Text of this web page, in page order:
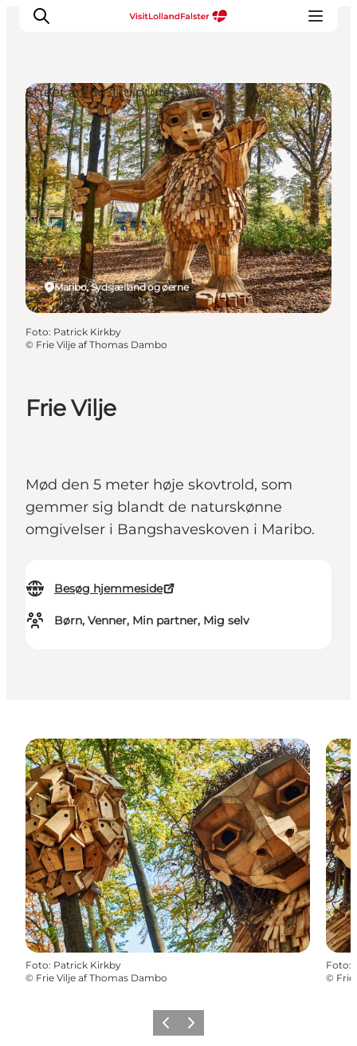
Oplevelser
I naturen
For børn
Kultur
Gastronomi
Planlæg din ferie
Frie Vilje
Mød den 5 meter høje skovtrold, som
gemmer sig blandt de naturskønne
omgivelser i Bangshaveskoven i Maribo.
Besøg hjemmeside
Børn, Venner, Min partner, Mig selv
Maribo, Sydsjælland og øerne
Street art og skulpturer
Foto: Patrick Kirkby
© Frie Vilje af Thomas Dambo
Foto: Patrick Kirkby
© Frie Vilje af Thomas Dambo
Foto:
©
ForrigeNæste